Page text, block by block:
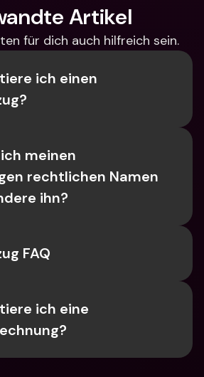
Artikel
für dich auch hilfreich sein.
ich einen
meinen
rechtlichen Namen
ihn?
FAQ
ich eine